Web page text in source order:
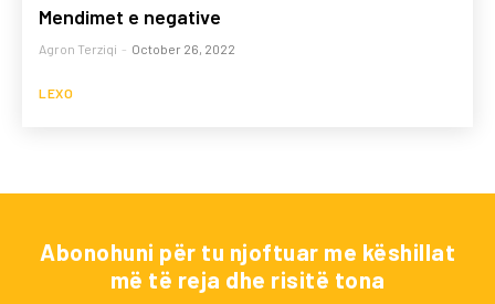
Mendimet e negative
Agron Terziqi - October 26, 2022
LEXO
Abonohuni për tu njoftuar me këshillat
më të reja dhe risitë tona